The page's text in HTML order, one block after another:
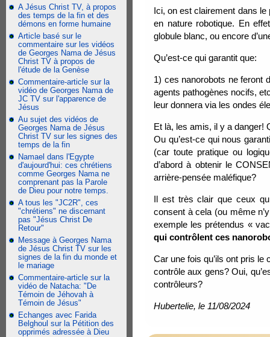
A Jésus Christ TV, à propos
des temps de la fin et des
démons en forme humaine
Article basé sur le
commentaire sur les vidéos
de Georges Nama de Jésus
Christ TV à propos de
l'étude de la Genèse
Commentaire-article sur la
vidéo de Georges Nama de
JC TV sur l'apparence de
Jésus
Au sujet des vidéos de
Georges Nama de Jésus
Christ TV sur les signes des
temps de la fin
Namael dans l'Egypte
d'aujourd'hui: ces chrétiens
comme Georges Nama ne
comprenant pas la Parole
de Dieu pour notre temps.
A tous les "JC2R", ces
"chrétiens" ne discernant
pas "Jésus Christ De
Retour"
Message à Georges Nama
de Jésus Christ TV sur les
signes de la fin du monde et
le mariage
Commentaire-article sur la
vidéo de Natacha: "De
Témoin de Jéhovah à
Témoin de Jésus"
Echanges avec Farida
Belghoul sur la Pétition des
opprimés adressée à Dieu
Ici, on est clairement dans
en nature robotique. En
globule blanc, ou encore
Qu’est-ce qui garantit que:
1) ces nanorobots ne feront
agents pathogènes nocifs,
leur donnera via les ondes
Et là, les amis, il y a danger!
Ou qu’est-ce qui nous
(car toute pratique ou
d’abord à obtenir le
arrière-pensée maléfique?
Il est très clair que ceux
consent à cela (ou même
exemple les prétendus «
qui contrôlent ces
Car une fois qu’ils ont pris le
contrôle aux gens? Oui,
contrôleurs?
Hubertelie, le 11/08/2024